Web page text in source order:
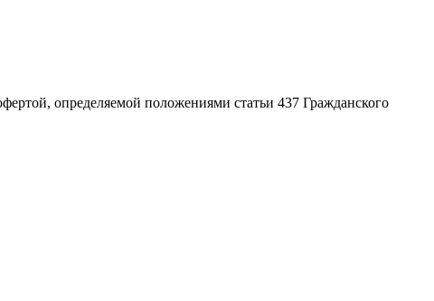
определяемой положениями статьи 437 Гражданского